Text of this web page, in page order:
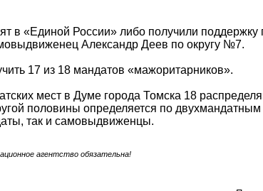
в «Единой России» либо получили поддержку
Александр Деев по округу №7.
17 из 18 мандатов «мажоритарников».
мест в Думе города Томска 18
половины определяется по
так и самовыдвиженцы.
агентство обязательна!